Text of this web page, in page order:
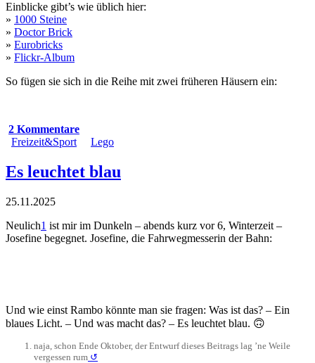
Einblicke gibt’s wie üblich hier:
» 1000 Steine
» Doctor Brick
» Eurobricks
» Flickr-Album
So fügen sie sich in die Reihe mit zwei früheren Häusern ein:
2 Kommentare
Freizeit&Sport
Lego
Es leuchtet blau
25.11.2025
Neulich1 ist mir im Dunkeln – abends kurz vor 6, Winterzeit –
Josefine begegnet. Josefine, die Fahrwegmesserin der Bahn:
Und wie einst Rambo könnte man sie fragen: Was ist das? – Ein
blaues Licht. – Und was macht das? – Es leuchtet blau. 🙃
naja, schon Ende Oktober, der Entwurf dieses Beitrags lag ’ne Weile
vergessen rum ↺